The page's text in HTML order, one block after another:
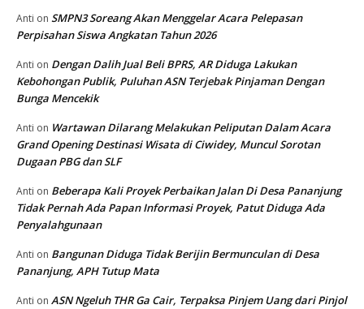
Anti on SMPN3 Soreang Akan Menggelar Acara Pelepasan
Perpisahan Siswa Angkatan Tahun 2026
Anti on Dengan Dalih Jual Beli BPRS, AR Diduga Lakukan
Kebohongan Publik, Puluhan ASN Terjebak Pinjaman Dengan
Bunga Mencekik
Anti on Wartawan Dilarang Melakukan Peliputan Dalam Acara
Grand Opening Destinasi Wisata di Ciwidey, Muncul Sorotan
Dugaan PBG dan SLF
Anti on Beberapa Kali Proyek Perbaikan Jalan Di Desa Pananjung
Tidak Pernah Ada Papan Informasi Proyek, Patut Diduga Ada
Penyalahgunaan
Anti on Bangunan Diduga Tidak Berijin Bermunculan di Desa
Pananjung, APH Tutup Mata
Anti on ASN Ngeluh THR Ga Cair, Terpaksa Pinjem Uang dari Pinjol